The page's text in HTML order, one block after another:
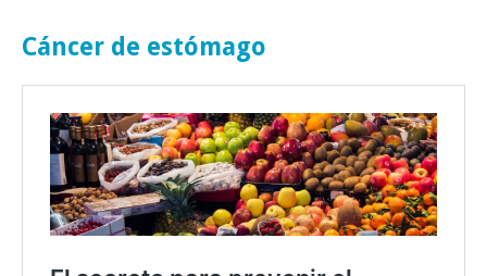
Cáncer de estómago